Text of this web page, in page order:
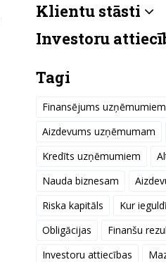
Klientu stāsti
Investoru
Tagi
Finansējums uzņēmumiem
Aizdevums uzņēmumam
Kredīts uzņēmumiem
Nauda biznesam
Riska kapitāls
Kur
Obligācijas
Finanšu
Investoru attiecības